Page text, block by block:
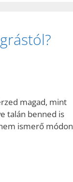
magad, mint
talán benned is
ismerő módon